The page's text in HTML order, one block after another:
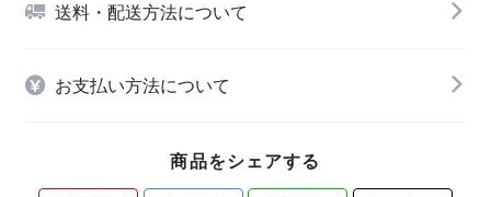
送料・配送方法について
お支払い方法について
商品をシェアする